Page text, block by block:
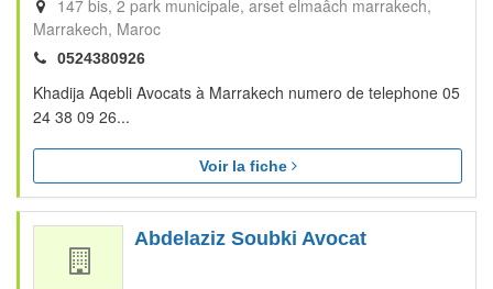
147 bis, 2 park municipale, arset elmaâch marrakech
Marrakech Maroc
0524380926
Khadija Aqebli Avocats à Marrakech numero de telephone 05
24 38 09 26...
Voir la fiche
Abdelaziz Soubki Avocat